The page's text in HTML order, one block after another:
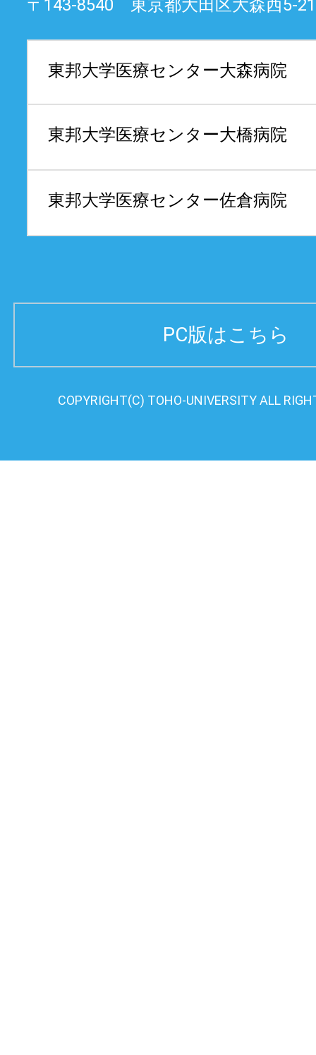
〒143-8540 東京都大田区大森西5-
東邦大学医療センター大森病院
東邦大学医療センター大橋病院
東邦大学医療センター佐倉病院
PC版はこちら
COPYRIGHT(C) TOHO-UNIVERSITY ALL